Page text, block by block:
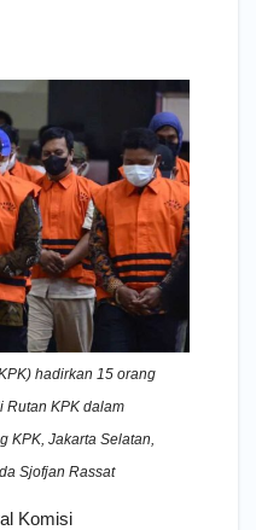
hadirkan 15 orang
Rutan KPK dalam
KPK, Jakarta Selatan,
Sjofjan Rassat
Komisi